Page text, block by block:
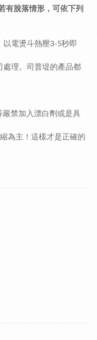
有脫落情形，可依下列
以電燙斗熱壓3-5秒即
理。 司普堤的產品都
嚴禁加入漂白劑或是具
為主！這樣才是正確的